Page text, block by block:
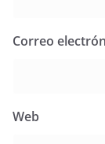
Correo
Web